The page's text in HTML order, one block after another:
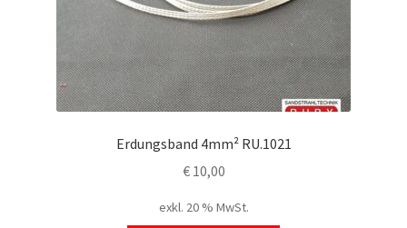
Erdungsband 4mm² RU.1021
€10,00
exkl. 20 % MwSt.